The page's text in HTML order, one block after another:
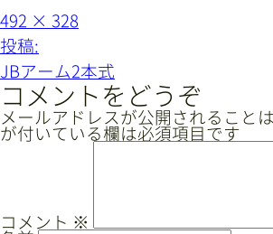
新着情報
採用情報
レールシステムにつ
CAD/PDFデータ
フ
ル
サ
イ
ズ
492 × 328
投
稿
ナ
ビ
ゲ
ョ
投稿:
JBアーム2本式
コメントをどうぞ
メールアドレスが公開されること
が付いている欄は必須項目です
コメント ※